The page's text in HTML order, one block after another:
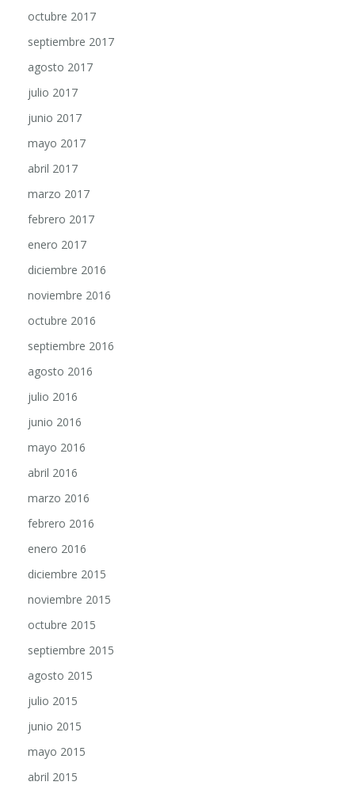
octubre 2017
septiembre 2017
agosto 2017
julio 2017
junio 2017
mayo 2017
abril 2017
marzo 2017
febrero 2017
enero 2017
diciembre 2016
noviembre 2016
octubre 2016
septiembre 2016
agosto 2016
julio 2016
junio 2016
mayo 2016
abril 2016
marzo 2016
febrero 2016
enero 2016
diciembre 2015
noviembre 2015
octubre 2015
septiembre 2015
agosto 2015
julio 2015
junio 2015
mayo 2015
abril 2015